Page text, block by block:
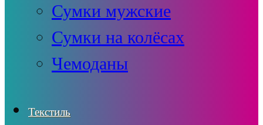
Сумки мужские
Сумки на колёсах
Чемоданы
Текстиль